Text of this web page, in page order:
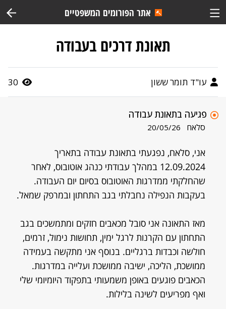
אתר הפורומים המשפטיים
תאונת דרכים בעבודה
עו"ד תומר ששון 30
פגיעה בתאונת עבודה
סלאח 20/05/26
אני, סלאח, נפגעתי בתאונת עבודה בתאריך
12.09.2024 במהלך עבודתי כנהג אוטובוס, לאחר
שהחלקתי ממדרגות האוטובוס בסיום יום העבודה.
בעקבות הנפילה נחבלתי בגב התחתון ובמרפק שמאל.
מאז התאונה אני סובל מכאבים חזקים ומתמשכים בגב
התחתון עם הקרנות לרגל ימין, תחושות נימול, זרמים,
חולשה וכבדות ברגליים. בנוסף אני מתקשה בעמידה
ממושכת, הליכה, ישיבה ממושכת ועלייה במדרגות.
הכאבים פוגעים באופן משמעותי בתפקוד היומיומי שלי
ואף מפריעים לשינה בלילות.